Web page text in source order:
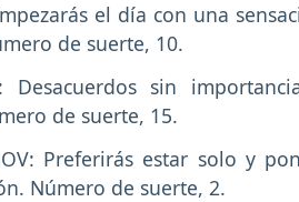
el día con una
de suerte, 10.
Desacuerdos sin
de suerte, 15.
Preferirás estar solo y
Número de suerte, 2.